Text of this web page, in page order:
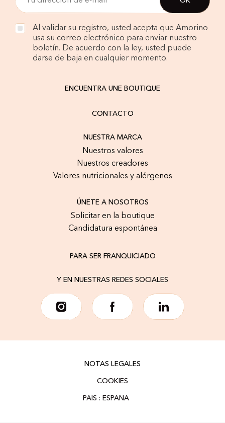
Al validar su registro, usted acepta que Amorino
usa su correo electrónico para enviar nuestro
boletín. De acuerdo con la ley, usted puede
darse de baja en cualquier momento.
ENCUENTRA UNE BOUTIQUE
CONTACTO
NUESTRA MARCA
Nuestros valores
Nuestros creadores
Valores nutricionales y alérgenos
ÚNETE A NOSOTROS
Solicitar en la boutique
Candidatura espontánea
PARA SER FRANQUICIADO
Y EN NUESTRAS REDES SOCIALES
NOTAS LEGALES
COOKIES